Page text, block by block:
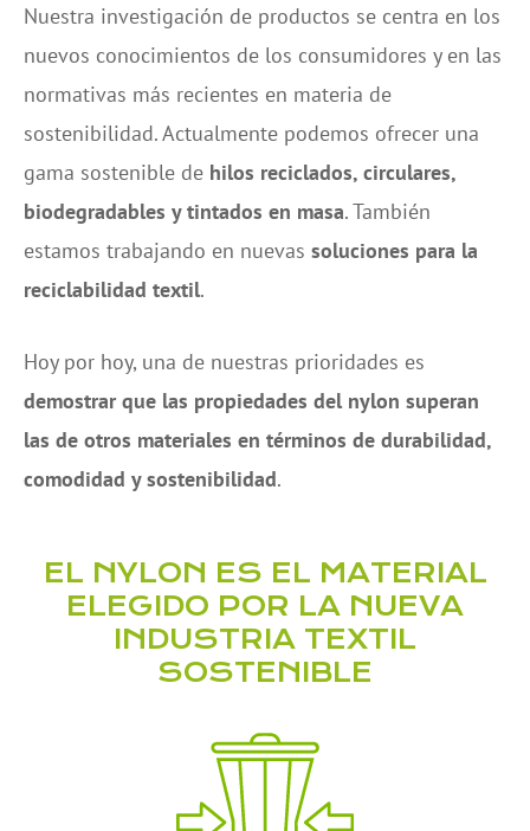
Nuestra investigación de productos se centra en los
nuevos conocimientos de los consumidores y en las
normativas más recientes en materia de
sostenibilidad. Actualmente podemos ofrecer una
gama sostenible de hilos reciclados, circulares,
biodegradables y tintados en masa. También
estamos trabajando en nuevas soluciones para la
reciclabilidad textil.
Hoy por hoy, una de nuestras prioridades es
demostrar que las propiedades del nylon superan
las de otros materiales en términos de durabilidad,
comodidad y sostenibilidad.
EL NYLON ES EL MATERIAL
ELEGIDO POR LA NUEVA
INDUSTRIA TEXTIL
SOSTENIBLE